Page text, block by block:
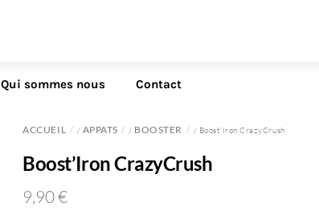
Qui sommes nous Contact
ACCUEIL / APPATS / BOOSTER / Boost’Iron CrazyCrush
Boost’Iron CrazyCrush
9,90€